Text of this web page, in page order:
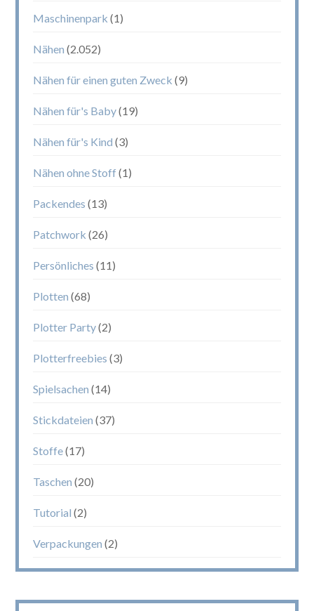
Maschinenpark (1)
Nähen (2.052)
Nähen für einen guten Zweck (9)
Nähen für's Baby(19)
Nähen für's Kind (3)
Nähen ohne Stoff (1)
Packendes (13)
Patchwork (26)
Persönliches (11)
Plotten (68)
Plotter Party(2)
Plotterfreebies (3)
Spielsachen (14)
Stickdateien (37)
Stoffe(17)
Taschen (20)
Tutorial (2)
Verpackungen (2)